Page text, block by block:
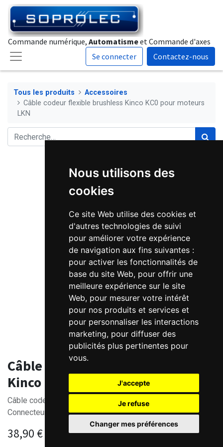
Nous utilisons des
cookies
Ce site Web utilise des cookies et
d'autres technologies de suivi
pour améliorer votre expérience
de navigation aux fins suivantes :
pour activer les fonctionnalités de
base du site Web, pour offrir une
meilleure expérience sur le site
Web, pour mesurer votre intérêt
pour nos produits et services et
pour personnaliser les interactions
marketing, pour diffuser des
publicités plus pertinentes pour
vous.
J'accepte
Je refuse
Changer mes préférences
Commande numérique, Automatismeet Commande d'axes
Se connecter
Contactez-nous
Tous les produits
Accessoires
Câble codeur flexible brushless Kinco KC0 pour moteurs
LKN
Câble codeur flexible brushless
Kinco KC0 pour moteurs LKN
Câble codeur pour moteur série KN
Connecteur HF0
38,90 €